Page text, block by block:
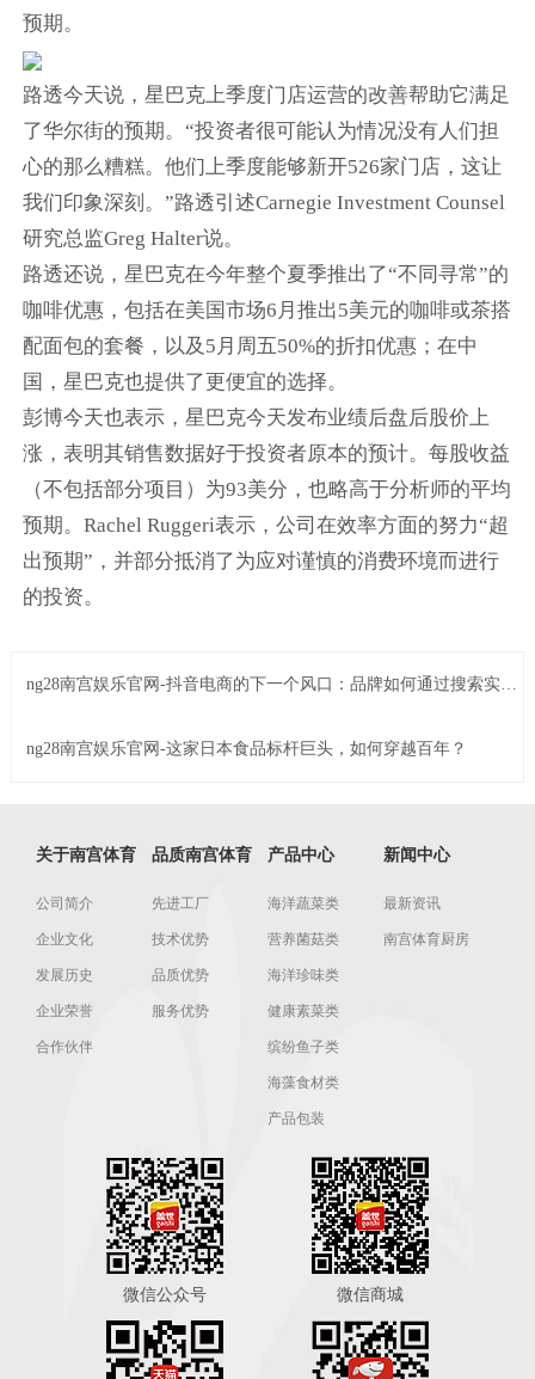
预期。
路透今天说，星巴克上季度门店运营的改善帮助它满足
了华尔街的预期。“投资者很可能认为情况没有人们担
心的那么糟糕。他们上季度能够新开526家门店，这让
我们印象深刻。”路透引述Carnegie Investment Counsel
研究总监Greg Halter说。
路透还说，星巴克在今年整个夏季推出了“不同寻常”的
咖啡优惠，包括在美国市场6月推出5美元的咖啡或茶搭
配面包的套餐，以及5月周五50%的折扣优惠；在中
国，星巴克也提供了更便宜的选择。
彭博今天也表示，星巴克今天发布业绩后盘后股价上
涨，表明其销售数据好于投资者原本的预计。每股收益
（不包括部分项目）为93美分，也略高于分析师的平均
预期。Rachel Ruggeri表示，公司在效率方面的努力“超
出预期”，并部分抵消了为应对谨慎的消费环境而进行
的投资。
ng28南宫娱乐官网-抖音电商的下一个风口：品牌如何通过搜索实现
ng28南宫娱乐官网-这家日本食品标杆巨头，如何穿越百年？
关于南宫体育
公司简介
企业文化
发展历史
企业荣誉
合作伙伴
品质南宫体育
先进工厂
技术优势
品质优势
服务优势
产品中心
海洋蔬菜类
营养菌菇类
海洋珍味类
健康素菜类
缤纷鱼子类
海藻食材类
产品包装
新闻中心
最新资讯
南宫体育厨房
微信公众号 微信商城